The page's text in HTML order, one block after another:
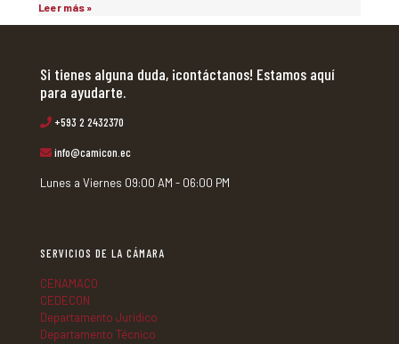
Leer más »
Si tienes alguna duda, ¡contáctanos! Estamos aquí
para ayudarte.
+593 2 2432370
info@camicon.ec
Lunes a Viernes 09:00 AM - 06:00 PM
SERVICIOS DE LA CÁMARA
CENAMACO
CEDECON
Departamento Jurídico
Departamento Técnico